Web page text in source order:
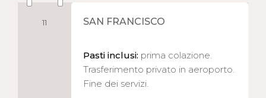
11 SAN FRANCISCO
Pasti inclusi: prima colazione.
Trasferimento privato in aeroporto.
Fine dei servizi.